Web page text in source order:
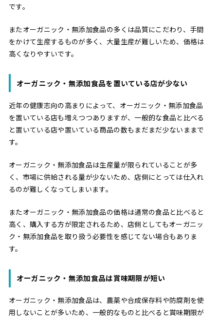
です。
またオーガニック・無添加食品の多くは品質にこだわり、手間
をかけて生産するものが多く、大量生産が難しいため、価格は
高くなりやすいです。
オーガニック・無添加食品を置いている店が少ない
近年の健康志向の高まりによって、オーガニック・無添加食品
を置いている店も増えつつありますが、一般的な食品と比べる
と置いている店や置いている商品の数もまだまだ少ないままで
す。
オーガニック・無添加食品は生産量が限られていることが多
く、市場に供給される量が少ないため、店側にとっては仕入れ
るのが難しくなってしまいます。
またオーガニック・無添加食品の価格は通常の食品と比べると
高く、購入する方が限定されるため、店側としてもオーガニッ
ク・無添加食品を取り扱う必要性を感じてない場合もありま
す。
オーガニック・無添加食品は賞味期限が短い
オーガニック・無添加食品は、農薬や合成保存料や防腐剤を使
用しないことが多いため、一般的なものと比べると賞味期限が